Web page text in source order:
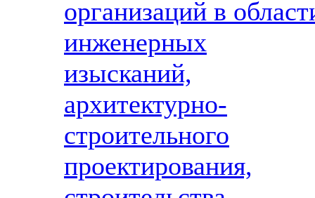
организаций в
инженерных
изысканий,
архитектурно-
строительного
проектирования,